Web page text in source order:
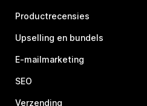
Productrecensies
Upselling en bundels
E-mailmarketing
SEO
Verzending